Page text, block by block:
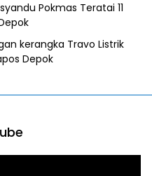
Pokmas Teratai 11
kerangka Travo Listrik
Depok